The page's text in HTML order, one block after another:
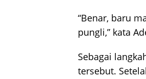
“Benar, baru
pungli,” kata
Sebagai
tersebut.